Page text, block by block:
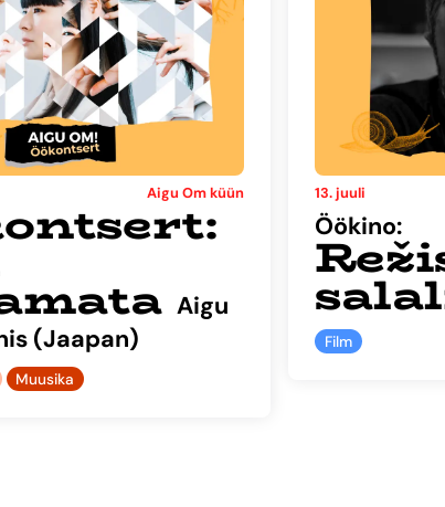
Aigu Om küün
Aigu
(Jaapan)
Muusika
13. juuli
Öökino:
Film